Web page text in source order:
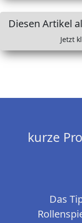
Diesen Artikel
Jetzt
kurze
Das